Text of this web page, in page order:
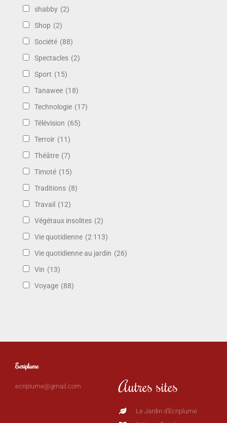
shabby (2)
Shop (2)
Société (88)
Spectacles (2)
Sport (15)
Tanawee (18)
Technologie (17)
Télévision (65)
Terroir (11)
Théâtre (7)
Timoté (15)
Traditions (8)
Travail (12)
Végétaux insolites (2)
Vie quotidienne (2 113)
Vie quotidienne au jardin (26)
Vin (13)
Voyage (88)
Ecriplume
ecriplume@gmail.com Autres sites
Le Jardin d'Écriplume